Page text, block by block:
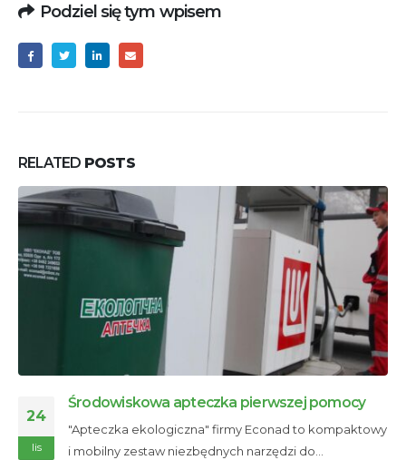
Podziel się tym wpisem
RELATED POSTS
24
lis
Środowiskowa apteczka pierwszej pomocy
"Apteczka ekologiczna" firmy Econad to kompaktowy
i mobilny zestaw niezbędnych narzędzi do...